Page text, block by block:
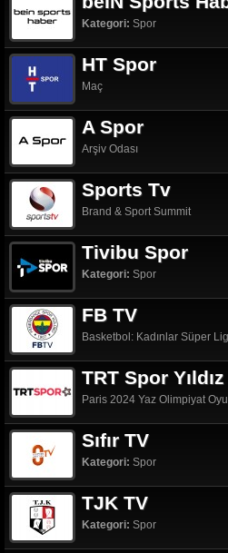
Kategori: Spor
HT Spor
Maç
A Spor
Arşiv Odası
Sports Tv
Brand & Sport Summit
Tivibu Spor
Kategori: Spor
FB TV
Basketbol: Kadınlar Süper
TRT Spor Yıldız
Paris 2024 Yaz Olimpiyat
Sıfır TV
Kategori: Spor
TJK TV
Kategori: Spor